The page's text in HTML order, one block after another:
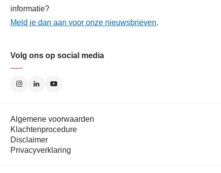
informatie?
Meld je dan aan voor onze nieuwsbrieven.
Volg ons op social media
Algemene voorwaarden
Klachtenprocedure
Disclaimer
Privacyverklaring